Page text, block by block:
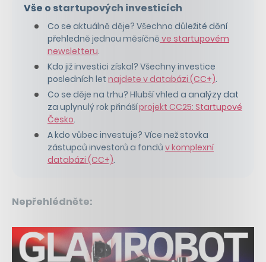
Vše o startupových investicích
Co se aktuálně děje? Všechno důležité dění
přehledně jednou měsíčně ve startupovém
newsletteru.
Kdo již investici získal? Všechny investice
posledních let najdete v databázi (CC+).
Co se děje na trhu? Hlubší vhled a analýzy dat
za uplynulý rok přinášíprojekt CC25: Startupové
Česko.
A kdo vůbec investuje? Více než stovka
zástupců investorů a fondů v komplexní
databázi (CC+).
Nepřehlédněte: